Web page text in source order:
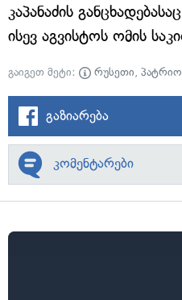
კაპანაძის
ისევ აგვისტოს ომის
გაიგეთ მეტი: რუსეთი,
გაზიარება
კომენტარები